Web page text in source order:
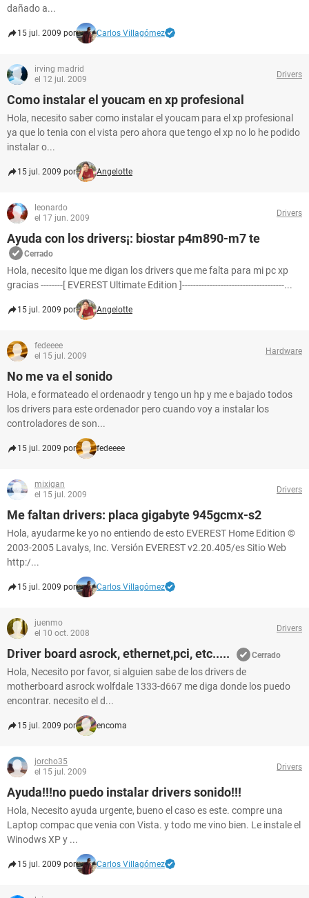
dañado a...
15 jul. 2009 por Carlos Villagómez
irving madrid
el 12 jul. 2009
Drivers
Como instalar el youcam en xp profesional
Hola, necesito saber como instalar el youcam para el xp profesional
ya que lo tenia con el vista pero ahora que tengo el xp no lo he podido
instalar o...
15 jul. 2009 por Angelotte
leonardo
el 17 jun. 2009
Drivers
Ayuda con los drivers¡: biostar p4m890-m7 te
Cerrado
Hola, necesito lque me digan los drivers que me falta para mi pc xp
gracias --------[ EVEREST Ultimate Edition ]-------------------------------------...
15 jul. 2009 por Angelotte
fedeeee
el 15 jul. 2009
Hardware
No me va el sonido
Hola, e formateado el ordenaodr y tengo un hp y me e bajado todos
los drivers para este ordenador pero cuando voy a instalar los
controladores de son...
15 jul. 2009 por fedeeee
mixigan
el 15 jul. 2009
Drivers
Me faltan drivers: placa gigabyte 945gcmx-s2
Hola, ayudarme ke yo no entiendo de esto EVEREST Home Edition ©
2003-2005 Lavalys, Inc. Versión EVEREST v2.20.405/es Sitio Web
http:/...
15 jul. 2009 por Carlos Villagómez
juenmo
el 10 oct. 2008
Drivers
Driver board asrock, ethernet,pci, etc..... Cerrado
Hola, Necesito por favor, si alguien sabe de los drivers de
motherboard asrock wolfdale 1333-d667 me diga donde los puedo
encontrar. necesito el d...
15 jul. 2009 por encoma
jorcho35
el 15 jul. 2009
Drivers
Ayuda!!!no puedo instalar drivers sonido!!!
Hola, Necesito ayuda urgente, bueno el caso es este. compre una
Laptop compac que venia con Vista. y todo me vino bien. Le instale el
Winodws XP y ...
15 jul. 2009 por Carlos Villagómez